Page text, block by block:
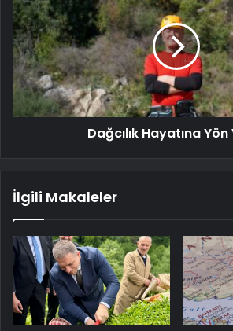
Dağcılık Hayatına
İlgili Makaleler